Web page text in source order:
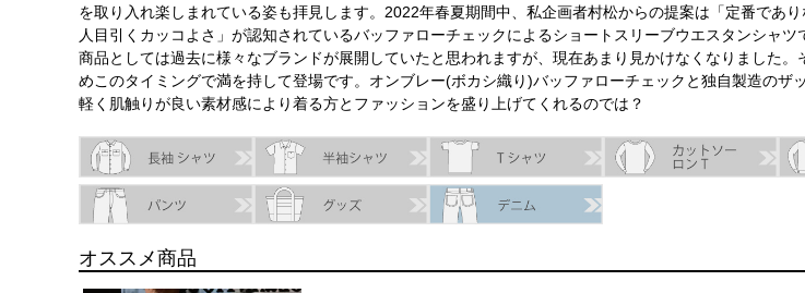
を取り入れ楽しまれている姿も拝見します。2022年春夏期間中、私企画者村松からの提案は「定番であり
人目引くカッコよさ」が認知されているバッファローチェックによるショートスリーブウエスタンシャツ
商品としては過去に様々なブランドが展開していたと思われますが、現在あまり見かけなくなりました。
めこのタイミングで満を持して登場です。オンブレー(ボカシ織り)バッファローチェックと独自製造のザ
軽く肌触りが良い素材感により着る方とファッションを盛り上げてくれるのでは？
オススメ商品